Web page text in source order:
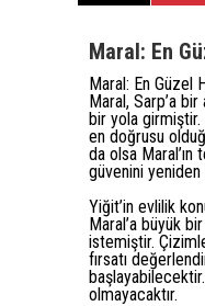
Maral: En
Maral: En Güzel
Maral, Sarp’a
bir yola girmiştir.
en doğrusu
da olsa
güvenini yeniden
Yiğit’in evlilik
Maral’a büyük
istemiştir.
fırsatı
olmayacaktır.